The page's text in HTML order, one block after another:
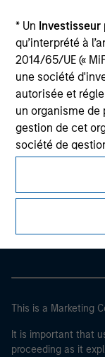
* Un Investisseur
qu’interprété à
2014/65/UE («
une société
autorisée et
un organisme
gestion de cet
société de
négociation de
dérivés sur
institutionnel, qui
pour opérer sur
suivants à
40 millions
un
organismes
niveau national
Morgan Stanley
Morgan Stanley
This is a Marketing
It is important that
proceeding as it